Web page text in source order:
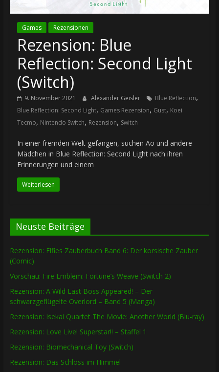
Games Rezensionen
Rezension: Blue
Reflection: Second Light
(Switch)
9. November 2021 Alexander Geisler Blue Reflection,
Blue Reflection: Second Light, Games Rezension, Gust, Koei
Tecmo, Nintendo Switch, Rezension, Switch
In einer fremden Welt gefangen, suchen Ao und andere
Mädchen in Blue Reflection: Second Light nach ihren
Erinnerungen und einem
Weiterlesen
Neuste Beiträge
Rezension: Elfies Zauberbuch Band 6: Der korsische Zauber
(Comic)
Vorschau: Fire Emblem: Fortune’s Weave (Switch 2)
Rezension: A Wild Last Boss Appeared! – Der
schwarzgeflügelte Overlord – Band 5 (Manga)
Rezension: Isekai Quartet The Movie: Another World (Blu-ray)
Rezension: Love Live! Superstar!! – Staffel 1
Rezension: Biomechanical Toy (Switch)
Rezension: Das Schloss im Himmel